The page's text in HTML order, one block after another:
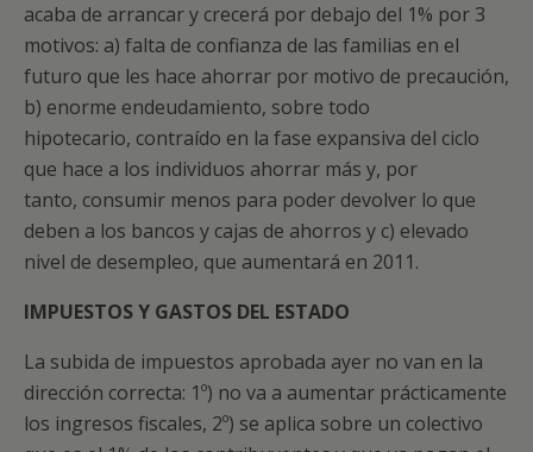
acaba de arrancar y crecerá por debajo del 1% por 3
motivos: a) falta de confianza de las familias en el
futuro que les hace ahorrar por motivo de precaución,
b) enorme endeudamiento, sobre todo
hipotecario, contraído en la fase expansiva del ciclo
que hace a los individuos ahorrar más y, por
tanto, consumir menos para poder devolver lo que
deben a los bancos y cajas de ahorros y c) elevado
nivel de desempleo, que aumentará en 2011.
IMPUESTOS Y GASTOS DEL ESTADO
La subida de impuestos aprobada ayer no van en la
dirección correcta: 1º) no va a aumentar prácticamente
los ingresos fiscales, 2º) se aplica sobre un colectivo